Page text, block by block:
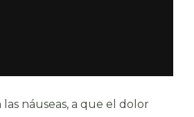
náuseas, a que el dolor